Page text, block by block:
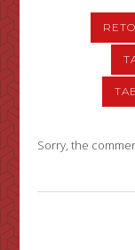
Sorry, the